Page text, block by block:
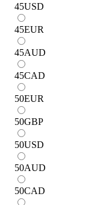
45USD
45EUR
45AUD
45CAD
50EUR
50GBP
50USD
50AUD
50CAD